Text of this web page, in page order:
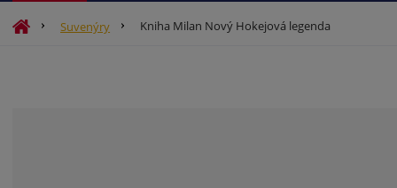
Ú
Suvenýry Kniha Milan Nový Hokejová legenda